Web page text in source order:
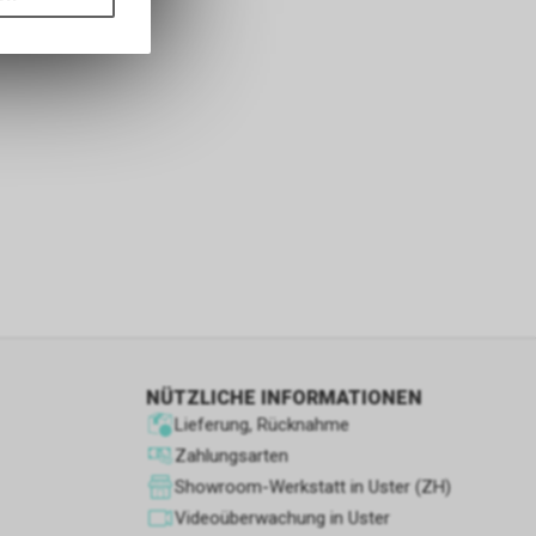
NÜTZLICHE INFORMATIONEN
Lieferung, Rücknahme
Zahlungsarten
Showroom-Werkstatt in Uster (ZH)
Videoüberwachung in Uster
die
Benutzer
des
zu